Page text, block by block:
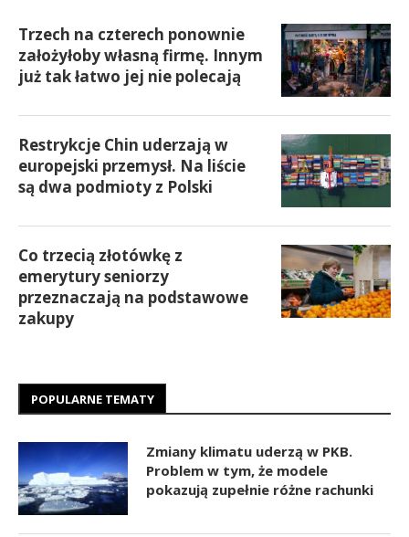
Trzech na czterech ponownie
założyłoby własną firmę. Innym
już tak łatwo jej nie polecają
Restrykcje Chin uderzają w
europejski przemysł. Na liście
są dwa podmioty z Polski
Co trzecią złotówkę z
emerytury seniorzy
przeznaczają na podstawowe
zakupy
POPULARNE TEMATY
Zmiany klimatu uderzą w PKB.
Problem w tym, że modele
pokazują zupełnie różne rachunki